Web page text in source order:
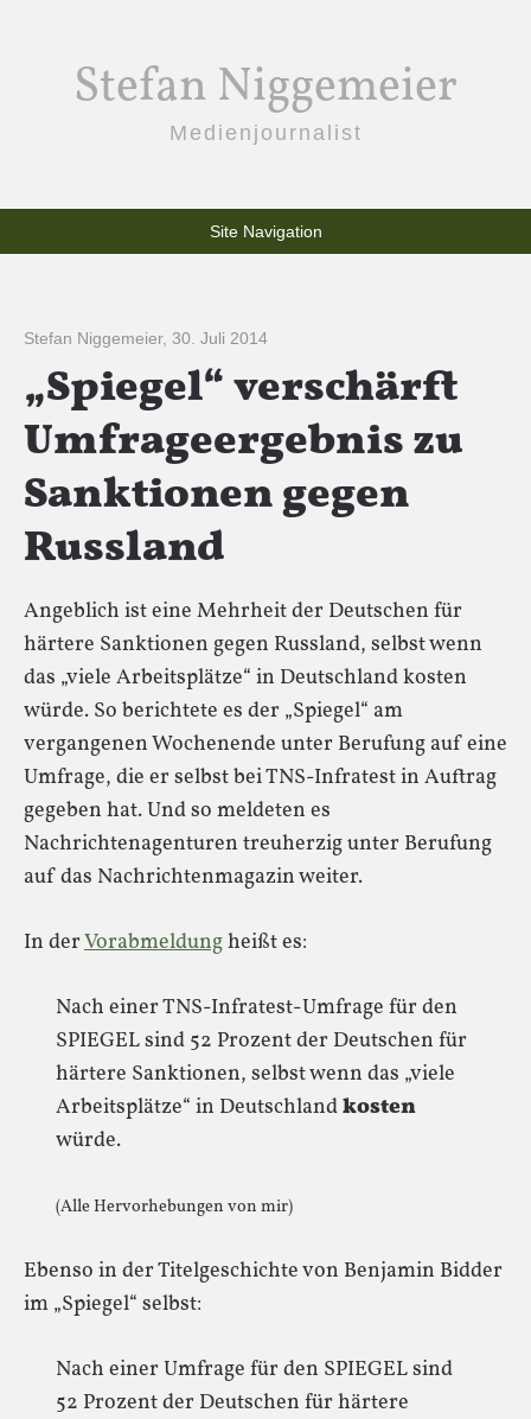
Stefan Niggemeier
Medienjournalist
Site Navigation
Stefan Niggemeier, 30. Juli 2014
„Spiegel“ verschärft
Umfrageergebnis zu
Sanktionen gegen
Russland
Angeblich ist eine Mehrheit der Deutschen für
härtere Sanktionen gegen Russland, selbst wenn
das „viele Arbeitsplätze“ in Deutschland kosten
würde. So berichtete es der „Spiegel“ am
vergangenen Wochenende unter Berufung auf eine
Umfrage, die er selbst bei TNS-Infratest in Auftrag
gegeben hat. Und so meldeten es
Nachrichtenagenturen treuherzig unter Berufung
auf das Nachrichtenmagazin weiter.
In derVorabmeldungheißt es:
Nach einer TNS-Infratest-Umfrage für den
SPIEGEL sind 52 Prozent der Deutschen für
härtere Sanktionen, selbst wenn das „viele
Arbeitsplätze“ in Deutschlandkosten
würde.
(Alle Hervorhebungen von mir)
Ebenso in der Titelgeschichte von Benjamin Bidder
im „Spiegel“ selbst:
Nach einer Umfrage für den SPIEGEL sind
52 Prozent der Deutschen für härtere